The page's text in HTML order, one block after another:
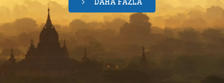
DAHA FAZLA